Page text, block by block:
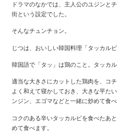
ドラマのなかでは、主人公のユジンと
街という設定でした。
そんなチュンチョン。
じつは、おいしい韓国料理「タッカル
韓国語で「タッ」は鶏のこと。タッカル
適当な大きさにカットした鶏肉を、コ
よく和えて寝かしておき、大きな平た
ンジン、エゴマなどと一緒に炒めて食べ
コクのある辛いタッカルビを食べたあ
めて食べます。